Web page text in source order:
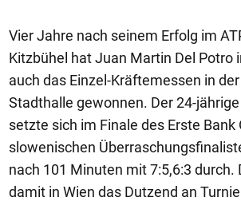
Vier Jahre nach seinem Erfolg im
Kitzbühel hat Juan Martin Del Potro
auch das Einzel-Kräftemessen in
Stadthalle gewonnen. Der 24-
setzte sich im Finale des Erste Bank
slowenischen
nach 101 Minuten mit 7:5,6:3 durch.
damit in Wien das Dutzend an